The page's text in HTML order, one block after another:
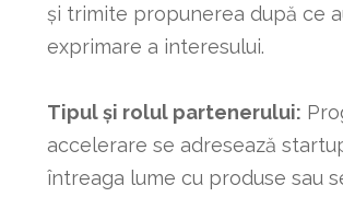
și trimite propunerea după ce
exprimare a interesului.
Tipul și rolul partenerului:
accelerare se adresează
întreaga lume cu produse sau